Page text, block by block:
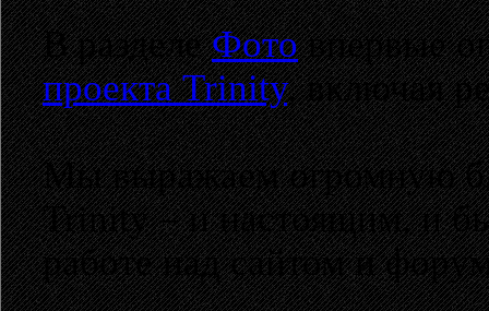
В разделеФотовпервые
проекта Trinity, включая
Мы выражаем огромную
Trinity – и настоящим, и
работе над сайтом и